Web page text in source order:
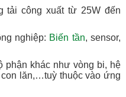
tải công xuất từ 25W đến
nghiệp: Biến tần, sensor,
phận khác như vòng bi, hệ
lăn,…tuỳ thuộc vào ứng